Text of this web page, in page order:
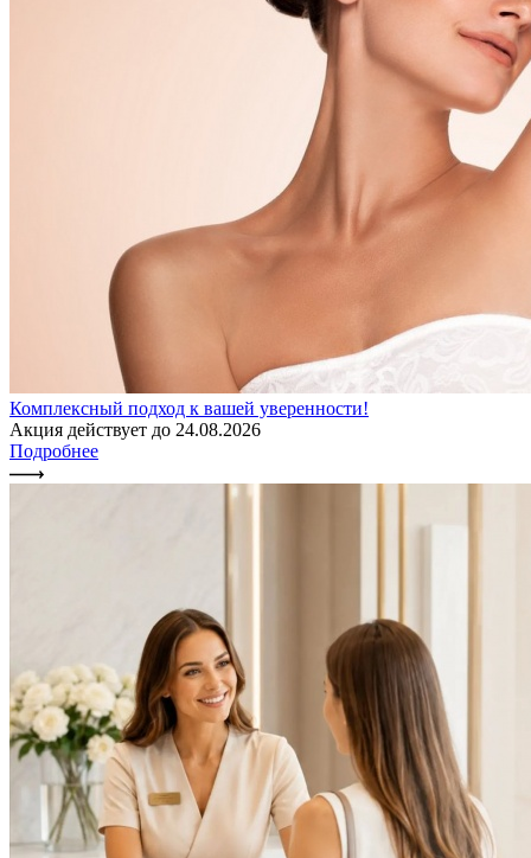
Комплексный подход к вашей уверенности!
Акция действует до 24.08.2026
Подробнее